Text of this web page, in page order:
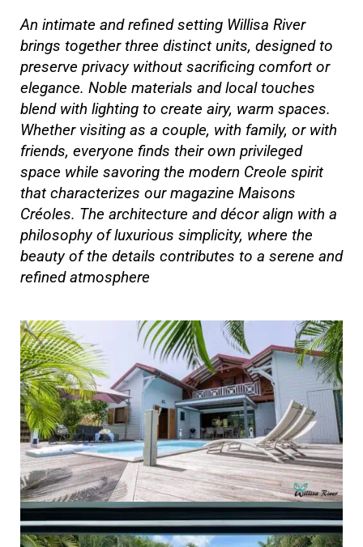
An intimate and refined setting Willisa River
brings together three distinct units, designed to
preserve privacy without sacrificing comfort or
elegance. Noble materials and local touches
blend with lighting to create airy, warm spaces.
Whether visiting as a couple, with family, or with
friends, everyone finds their own privileged
space while savoring the modern Creole spirit
that characterizes our magazine Maisons
Créoles. The architecture and décor align with a
philosophy of luxurious simplicity, where the
beauty of the details contributes to a serene and
refined atmosphere